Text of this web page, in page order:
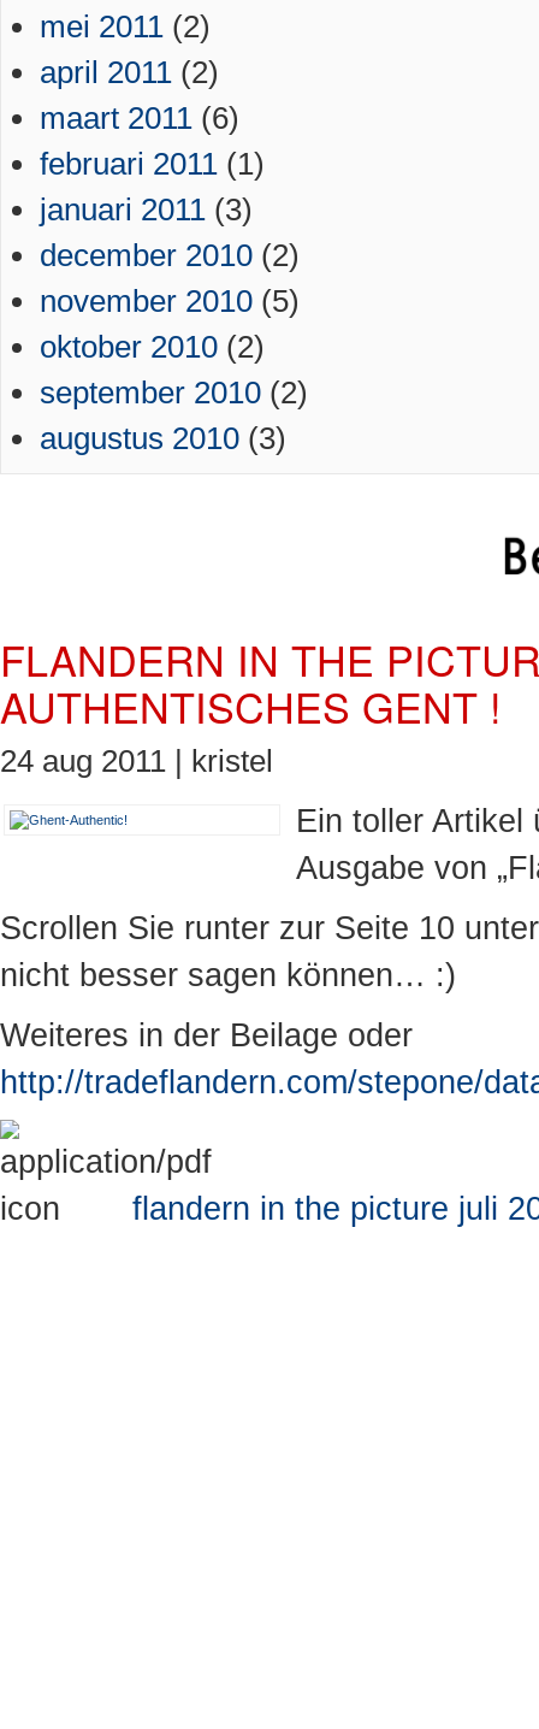
mei 2011 (2)
april 2011 (2)
maart 2011 (6)
februari 2011 (1)
januari 2011 (3)
december 2010 (2)
november 2010 (5)
oktober 2010 (2)
september 2010 (2)
augustus 2010 (3)
FLANDERN IN THE
AUTHENTISCHES GENT !
24 aug 2011 | kristel
Ein toller Artikel
Ausgabe von
Scrollen Sie runter zur Seite 10 unter
nicht besser sagen können… :)
Weiteres in der Beilage oder
http://tradeflandern.com/stepone/
flandern in the picture juli